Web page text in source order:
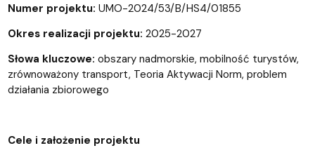
Numer projektu: UMO-2024/53/B/HS4/01855
Okres realizacji projektu: 2025-2027
Słowa kluczowe: obszary nadmorskie, mobilność turystów,
zrównoważony transport, Teoria Aktywacji Norm, problem
działania zbiorowego
Cele i założenie projektu